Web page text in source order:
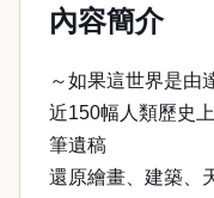
內容簡介
～如果這世界是由
近150幅人類歷史
筆遺稿
還原繪畫、建築、